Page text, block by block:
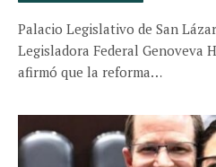
Palacio Legislativo de San
Legisladora Federal Genoveva
afirmó que la reforma…